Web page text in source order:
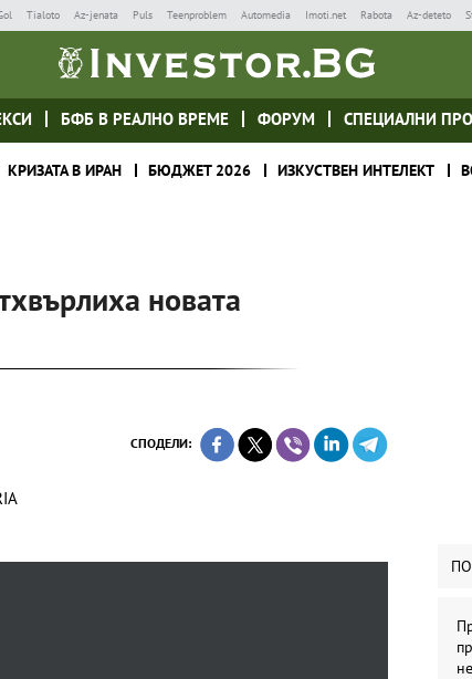
Tialoto Az-jenata Puls Teenproblem Automedia Imoti.net Rabota Az-deteto
БФБ В РЕАЛНО ВРЕМЕ ФОРУМ СПЕЦИАЛНИ
КРИЗАТА В ИРАН БЮДЖЕТ 2026 ИЗКУСТВЕН ИНТЕЛЕКТ
новата
СПОДЕЛИ: